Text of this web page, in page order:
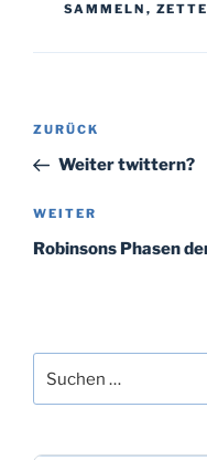
SAMMELN ,
Vorheriger
Beitrag
ZURÜCK
Weiter twittern?
Nächster
Beitrag
WEITER
Robinsons Phasen
nach: